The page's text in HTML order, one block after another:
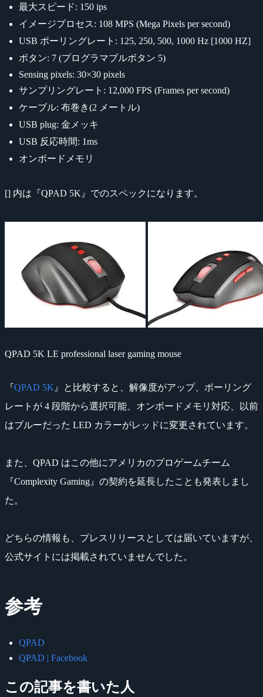
最大スピード: 150 ips
イメージプロセス: 108 MPS (Mega Pixels per second)
USB ポーリングレート: 125, 250, 500, 1000 Hz [1000 HZ]
ボタン: 7 (プログラマブルボタン 5)
Sensing pixels: 30×30 pixels
サンプリングレート: 12,000 FPS (Frames per second)
ケーブル: 布巻き(2 メートル)
USB plug: 金メッキ
USB 反応時間: 1ms
オンボードメモリ
[] 内は『QPAD 5K』でのスペックになります。
QPAD 5K LE professional laser gaming mouse
『QPAD 5K 』と比較すると、解像度がアップ、ポーリング
レートが 4 段階から選択可能、オンボードメモリ対応、以前
はブルーだった LED カラーがレッドに変更されています。
また、QPAD はこの他にアメリカのプロゲームチーム
『Complexity Gaming』の契約を延長したことも発表しまし
た。
どちらの情報も、プレスリリースとしては届いていますが、
公式サイトには掲載されていませんでした。
参考
QPAD
QPAD | Facebook
この記事を書いた人